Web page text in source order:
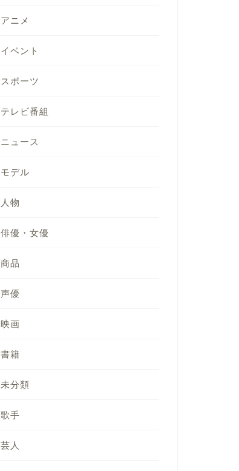
アニメ
イベント
スポーツ
テレビ番組
ニュース
モデル
人物
俳優・女優
商品
声優
映画
書籍
未分類
歌手
芸人